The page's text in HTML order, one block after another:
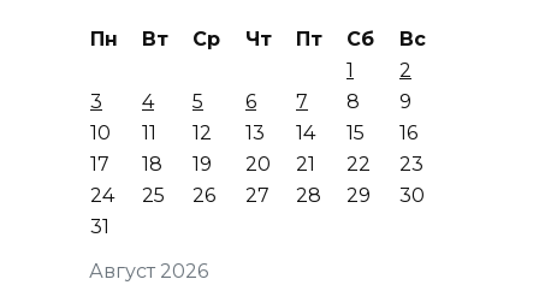
Август 2026
Пн Вт Ср Чт Пт Сб
Вс
1
2
3
4 5 6 7 8
9
10
11 12 13 14 15
16
17
18 19 20 21 22
23
24
25 26 27 28 29
30
31